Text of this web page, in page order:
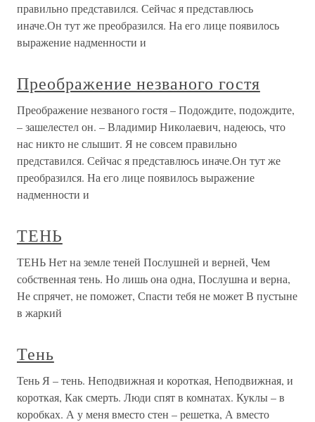
правильно представился. Сейчас я представлюсь
иначе.Он тут же преобразился. На его лице появилось
выражение надменности и
Преображение незваного гостя
Преображение незваного гостя – Подождите, подождите,
– зашелестел он. – Владимир Николаевич, надеюсь, что
нас никто не слышит. Я не совсем правильно
представился. Сейчас я представлюсь иначе.Он тут же
преобразился. На его лице появилось выражение
надменности и
ТЕНЬ
ТЕНЬ Нет на земле теней Послушней и верней, Чем
собственная тень. Но лишь она одна, Послушна и верна,
Не спрячет, не поможет, Спасти тебя не может В пустыне
в жаркий
Тень
Тень Я – тень. Неподвижная и короткая, Неподвижная, и
короткая, Как смерть. Люди спят в комнатах. Куклы – в
коробках. А у меня вместо стен – решетка, А вместо